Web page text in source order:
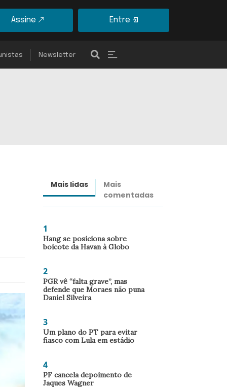
Assine Entre
Newsletter
Mais lidas
Mais
comentadas
1
Hang se posiciona sobre
boicote da Havan à Globo
2
PGR vê “falta grave”, mas
defende que Moraes não puna
Daniel Silveira
3
Um plano do PT para evitar
fiasco com Lula em estádio
4
PF cancela depoimento de
Jaques Wagner